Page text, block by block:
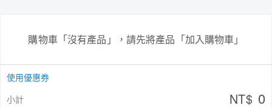
購物車「沒有產品」，請先將產品「加入購物車」
使用優惠券
小計
NT$ 0